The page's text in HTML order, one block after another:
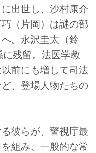
出世し、沙村康介
（片岡）は謎の部
。永沢圭太（鈴
残留。法医学教
前にも増して司法
、登場人物たちの
彼らが、警視庁最
組み、一般的な常